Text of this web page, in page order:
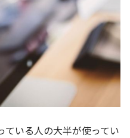
いる人の大半が使ってい